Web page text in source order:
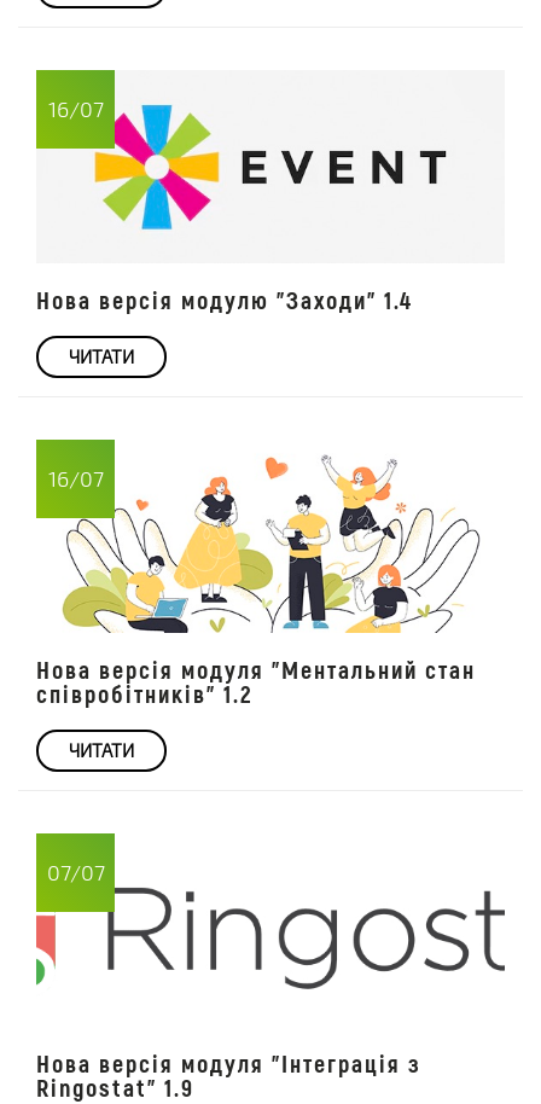
16/07
Нова версія модулю "Заходи" 1.4
ЧИТАТИ
16/07
Нова версія модуля "Ментальний стан
співробітників" 1.2
ЧИТАТИ
07/07
Нова версія модуля "Інтеграція з
Ringostat" 1.9